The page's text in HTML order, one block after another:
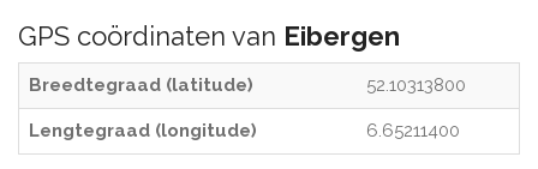
GPS coördinaten van Eibergen
Breedtegraad (latitude) 52.10313800
Lengtegraad (longitude) 6.65211400